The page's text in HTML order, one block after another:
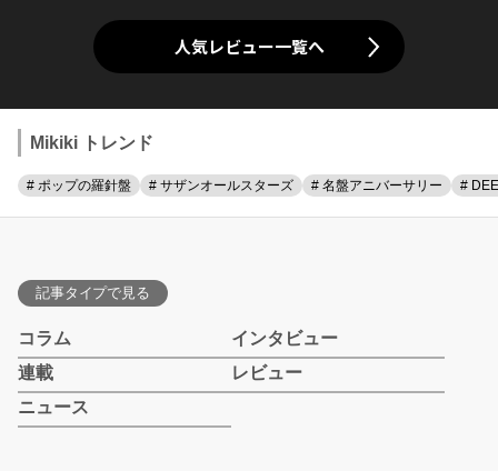
人気レビュー一覧へ
Mikiki トレンド
# ポップの羅針盤 # サザンオールスターズ # 名盤アニバーサリー #
記事タイプで見る
コラム
インタビュー
連載
レビュー
ニュース